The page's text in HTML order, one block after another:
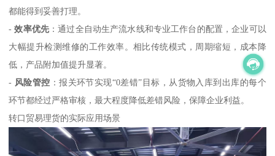
都能得到妥善打理。
-效率优先 ：通过全自动生产流水线和专业工作台的配置，企业可以
大幅提升检测维修的工作效率。相比传统模式，周期缩短，成本降
低，产品附加值提升显著。
- 风险管控 ：报关环节实现“0差错”目标，从货物入库到出库的每个
环节都经过严格审核，最大程度降低差错风险，保障企业利益。
转口贸易理货的实际应用场景